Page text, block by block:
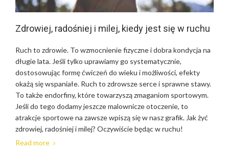
Zdrowiej, radośniej i milej, kiedy jest się w ruchu
Ruch to zdrowie. To wzmocnienie fizyczne i dobra kondycja na
długie lata. Jeśli tylko uprawiamy go systematycznie,
dostosowując formę ćwiczeń do wieku i możliwości, efekty
okażą się wspaniałe. Ruch to zdrowsze serce i sprawne stawy.
To także endorfiny, które towarzyszą zmaganiom sportowym.
Jeśli do tego dodamy jeszcze malownicze otoczenie, to
atrakcje sportowe na zawsze wpiszą się w nasz grafik. Jak żyć
zdrowiej, radośniej i milej? Oczywiście będąc w ruchu!
Read more